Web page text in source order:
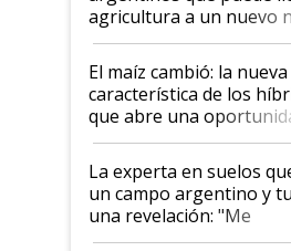
agricultura a un nuevo
posibilidades de
infinitas"
El maíz cambió: la nueva
característica de los
que abre una
el lote
La experta en suelos
un campo argentino y
una revelación: "Me
impresionó mucho"